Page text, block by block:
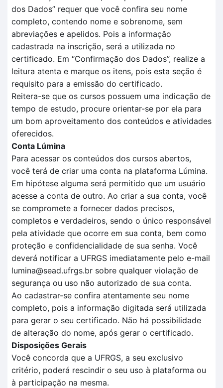
dos Dados” requer que você confira seu nome
completo, contendo nome e sobrenome, sem
abreviações e apelidos. Pois a informação
cadastrada na inscrição, será a utilizada no
certificado. Em “Confirmação dos Dados”, realize a
leitura atenta e marque os itens, pois esta seção é
requisito para a emissão do certificado.
Reitera-se que os cursos possuem uma indicação de
tempo de estudo, procure orientar-se por ela para
um bom aproveitamento dos conteúdos e atividades
oferecidos.
Conta Lúmina
Para acessar os conteúdos dos cursos abertos,
você terá de criar uma conta na plataforma Lúmina.
Em hipótese alguma será permitido que um usuário
acesse a conta de outro. Ao criar a sua conta, você
se compromete a fornecer dados precisos,
completos e verdadeiros, sendo o único responsável
pela atividade que ocorre em sua conta, bem como
proteção e confidencialidade de sua senha. Você
deverá notificar a UFRGS imediatamente pelo e-mail
lumina@sead.ufrgs.br sobre qualquer violação de
segurança ou uso não autorizado de sua conta.
Ao cadastrar-se confira atentamente seu nome
completo, pois a informação digitada será utilizada
para gerar o seu certificado. Não há possibilidade
de alteração do nome, após gerar o certificado.
Disposições Gerais
Você concorda que a UFRGS, a seu exclusivo
critério, poderá rescindir o seu uso à plataforma ou
à participação na mesma.